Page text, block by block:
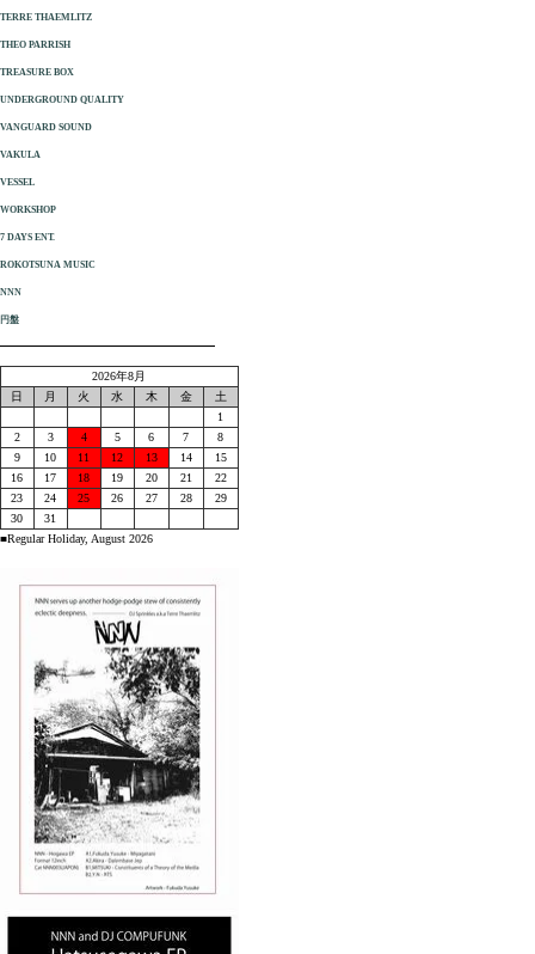
TERRE THAEMLITZ
THEO PARRISH
TREASURE BOX
UNDERGROUND QUALITY
VANGUARD SOUND
VAKULA
VESSEL
WORKSHOP
7 DAYS ENT.
ROKOTSUNA MUSIC
NNN
円盤
2026年8月
日
月 火 水 木 金
土
1
2
3 4 5 6 7
8
9
10 11 12 13 14
15
16
17 18 19 20 21
22
23
24 25 26 27 28
29
30
31
■Regular Holiday, August 2026